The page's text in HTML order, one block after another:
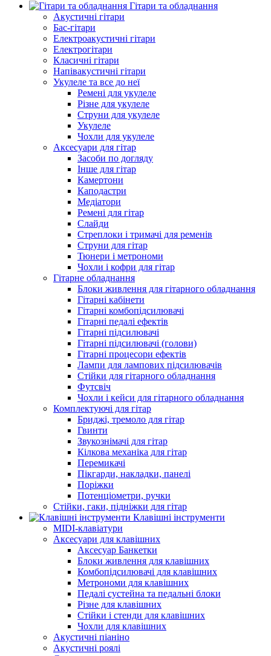
Гітари та обладнання
Акустичні гітари
Бас-гітари
Електроакустичні гітари
Електрогітари
Класичні гітари
Напівакустичні гітари
Укулеле та все до неї
Ремені для укулеле
Різне для укулеле
Струни для укулеле
Укулеле
Чохли для укулеле
Аксесуари для гітар
Засоби по догляду
Інше для гітар
Камертони
Каподастри
Медіатори
Ремені для гітар
Слайди
Стреплоки і тримачі для ременів
Струни для гітар
Тюнери і метрономи
Чохли і кофри для гітар
Гітарне обладнання
Блоки живлення для гітарного обладнання
Гітарні кабінети
Гітарні комбопідсилювачі
Гітарні педалі ефектів
Гітарні підсилювачі
Гітарні підсилювачі (голови)
Гітарні процесори ефектів
Лампи для лампових підсилювачів
Стійки для гітарного обладнання
Футсвіч
Чохли і кейси для гітарного обладнання
Комплектуючі для гітар
Бриджі, тремоло для гітар
Гвинти
Звукознімачі для гітар
Кілкова механіка для гітар
Перемикачі
Пікгарди, накладки, панелі
Поріжки
Потенціометри, ручки
Стійки, гаки, підніжки для гітар
Клавішні інструменти
MIDI-клавіатури
Аксесуари для клавішних
Аксесуар Банкетки
Блоки живлення для клавішних
Комбопідсилювачі для клавішних
Метрономи для клавішних
Педалі сустейна та педальні блоки
Різне для клавішних
Стійки і стенди для клавішних
Чохли для клавішних
Акустичні піаніно
Акустичні роялі